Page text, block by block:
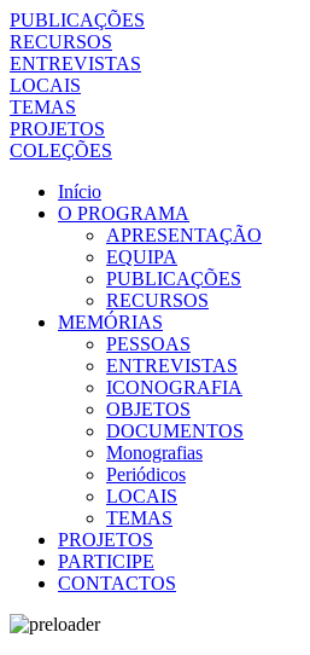
PUBLICAÇÕES
RECURSOS
ENTREVISTAS
LOCAIS
TEMAS
PROJETOS
COLEÇÕES
Início
O PROGRAMA
APRESENTAÇÃO
EQUIPA
PUBLICAÇÕES
RECURSOS
MEMÓRIAS
PESSOAS
ENTREVISTAS
ICONOGRAFIA
OBJETOS
DOCUMENTOS
Monografias
Periódicos
LOCAIS
TEMAS
PROJETOS
PARTICIPE
CONTACTOS